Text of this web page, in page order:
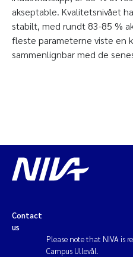
akseptable. Kvalitetsnivået
stabilt, med rundt 83-85 %
fleste parameterne viste en
sammenlignbar med de
Contact
us
Please note that NIVA is
Campus Ullevål.